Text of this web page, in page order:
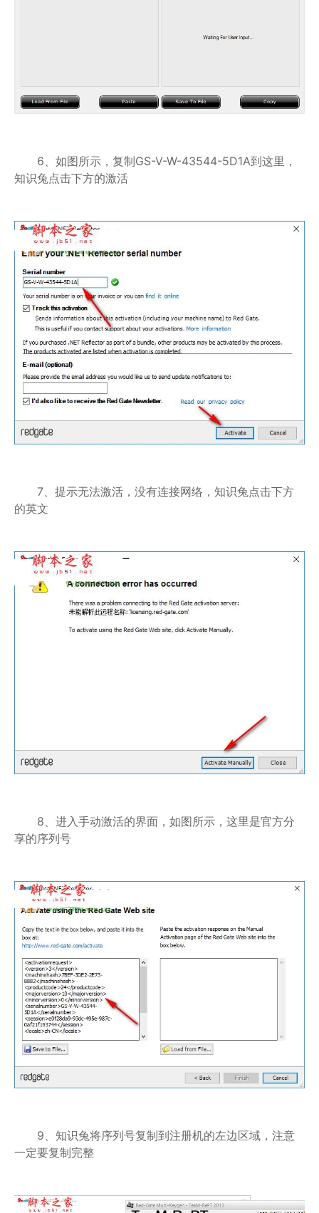
6、如图所示，复制GS-V-W-43544-5D1A到这里，
知识兔点击下方的激活
7、提示无法激活，没有连接网络，知识兔点击下方
的英文
8、进入手动激活的界面，如图所示，这里是官方分
享的序列号
9、知识兔将序列号复制到注册机的左边区域，注意
一定要复制完整